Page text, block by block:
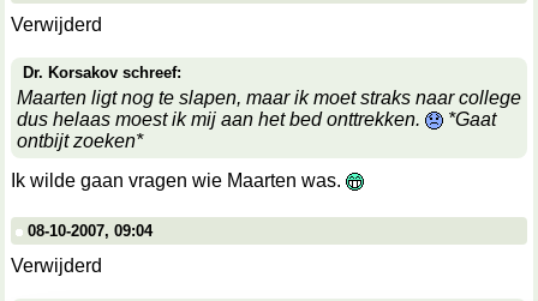
Verwijderd
Dr. Korsakov schreef:
Maarten ligt nog te slapen, maar ik moet straks naar college
dus helaas moest ik mij aan het bed onttrekken.
*Gaat
ontbijt zoeken*
Ik wilde gaan vragen wie Maarten was.
08-10-2007, 09:04
Verwijderd